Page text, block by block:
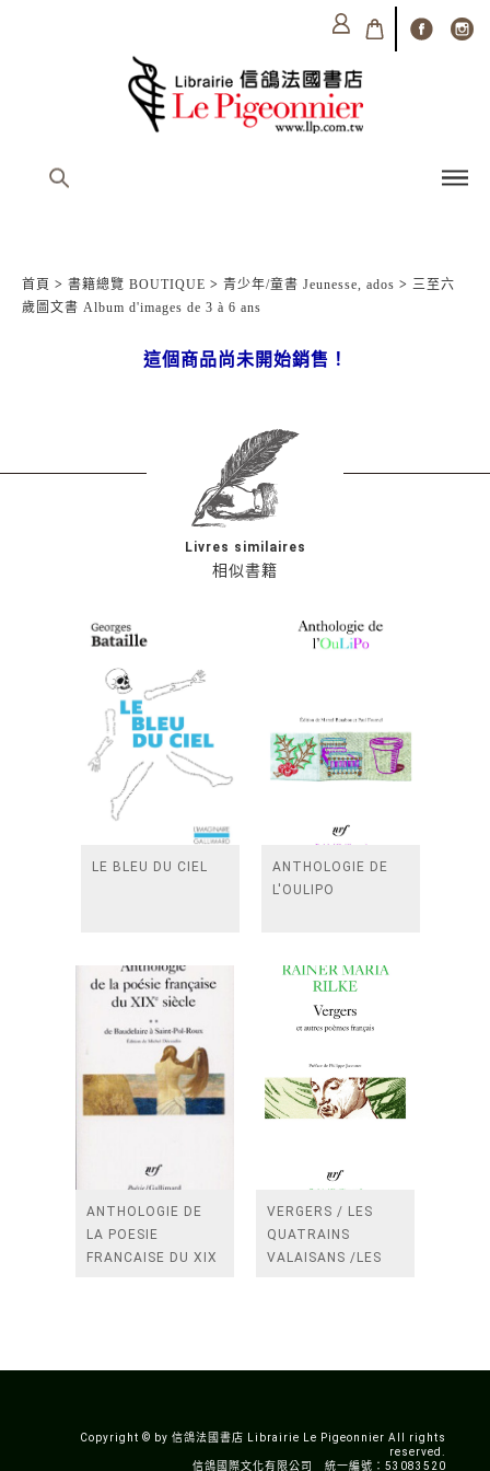
首頁 > 書籍總覽 BOUTIQUE > 青少年/童書 Jeunesse, ados > 三至六
歲圖文書 Album d'images de 3 à 6 ans
這個商品尚未開始銷售！
相似書籍
Livres similaires
LE BLEU DU CIEL
ANTHOLOGIE DE
L'OULIPO
ANTHOLOGIE DE
LA POESIE
FRANCAISE DU XIX
VERGERS / LES
QUATRAINS
VALAISANS /LES
Copyright © by 信鴿法國書店 Librairie Le Pigeonnier All rights
reserved.
信鴿國際文化有限公司 統一編號：53083520